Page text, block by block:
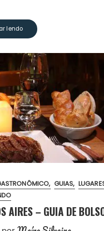
lendo
GUIAS
AIRES – GUIA DE